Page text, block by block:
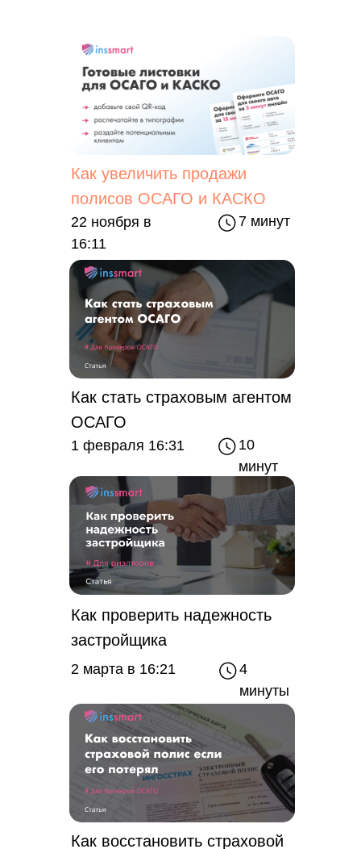
Как увеличить продажи
полисов ОСАГО и КАСКО
22 ноября в
16:11
7 минут
Как стать страховым агентом
ОСАГО
1 февраля 16:31
10
минут
Как восстановить страховой
Как проверить надежность
застройщика
2 марта в 16:21
4
минуты